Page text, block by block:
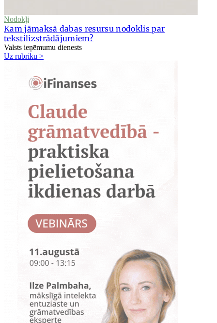
Nodokļi
Kam jāmaksā dabas resursu nodoklis par
tekstilizstrādājumiem?
Valsts ieņēmumu dienests
Uz rubriku >